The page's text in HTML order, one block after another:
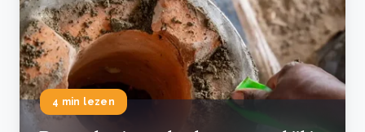
4 min lezen